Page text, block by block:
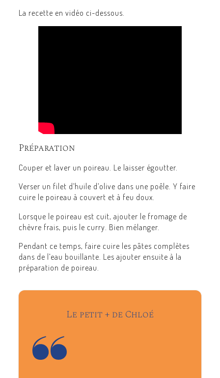
La recette en vidéo ci-dessous.
Préparation
Couper et laver un poireau. Le laisser égoutter.
Verser un filet d’huile d’olive dans une poêle. Y faire
cuire le poireau à couvert et à feu doux.
Lorsque le poireau est cuit, ajouter le fromage de
chèvre frais, puis le curry. Bien mélanger.
Pendant ce temps, faire cuire les pâtes complètes
dans de l’eau bouillante. Les ajouter ensuite à la
préparation de poireau.
Le petit + de Chloé